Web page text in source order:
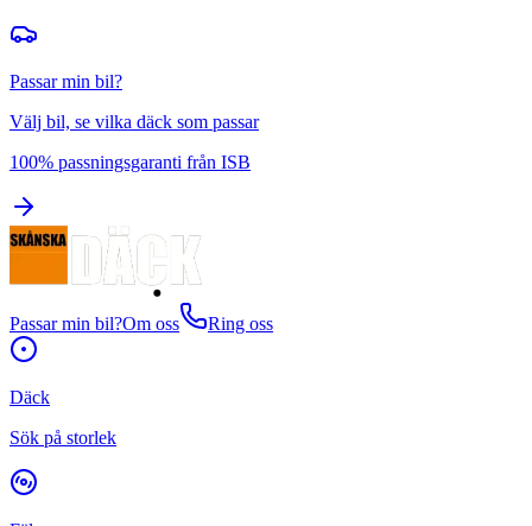
Passar min bil?
Välj bil, se vilka däck som passar
100% passningsgaranti från ISB
Passar min bil?Om oss Ring oss
Däck
Sök på storlek